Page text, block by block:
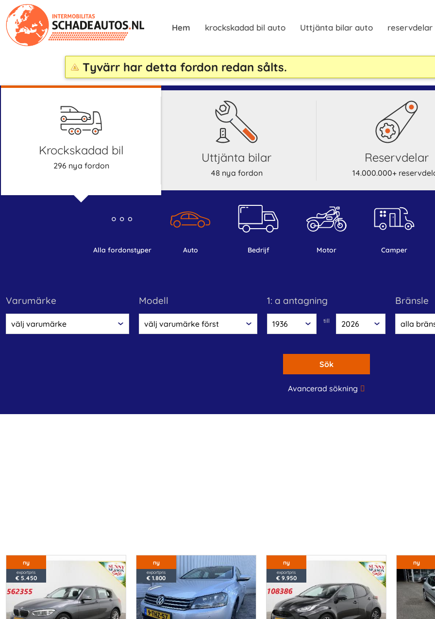
Hem krockskadad bil auto Uttjänta bilar auto reservdelar
Tyvärr har detta fordon redan sålts.
krockskadad bil
296 nya fordon
Uttjänta bilar
48 nya fordon
reservdelar
14.000.000+
alla fordonstyper auto bedrijf motor camper
varumärke modell 1: a antagning
till
bränsle
Sök
Avancerad sökning
ny
exportpris
€ 5.450
ny
exportpris
€ 1.800
ny
exportpris
€ 9.950
ny